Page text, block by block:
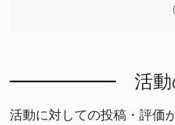
活
活動に対しての投稿・評価